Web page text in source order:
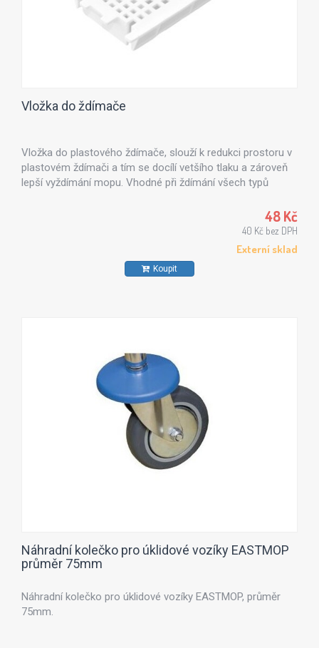
Vložka do ždímače
Vložka do plastového ždímače, slouží k redukci prostoru v
plastovém ždímači a tím se docílí vetšího tlaku a zároveň
lepší vyždímání mopu. Vhodné při ždímání všech typů
48 Kč
40 Kč bez DPH
Externí sklad
Koupit
Náhradní kolečko pro úklidové vozíky EASTMOP
průměr 75mm
Náhradní kolečko pro úklidové vozíky EASTMOP, průměr
75mm.